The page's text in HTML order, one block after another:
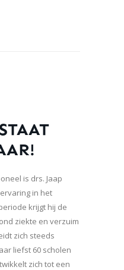
is drs. Jaap
in het
krijgt hij de
ziekte en verzuim
zich steeds
liefst 60 scholen
zich tot een